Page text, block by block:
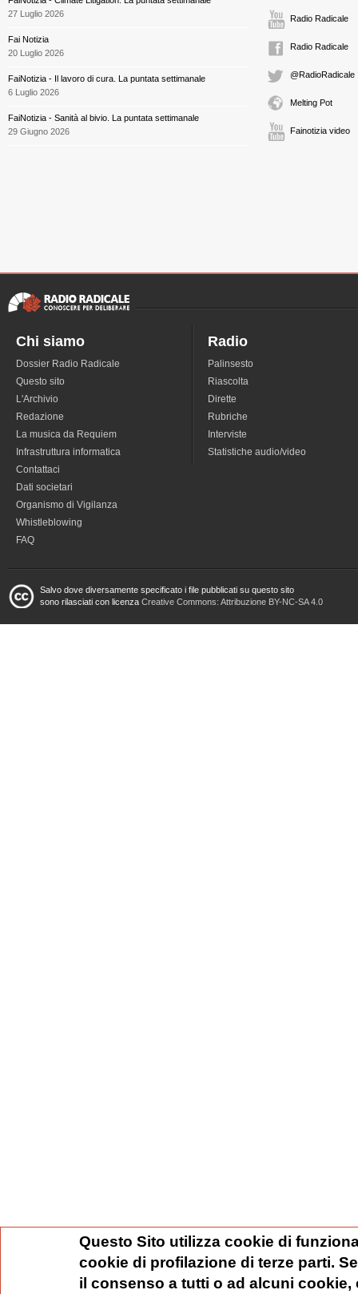
27 Luglio 2026
Fai Notizia
20 Luglio 2026
FaiNotizia - Il lavoro di cura. La puntata settimanale
6 Luglio 2026
FaiNotizia - Sanità al bivio. La puntata settimanale
29 Giugno 2026
Radio Radicale
Radio Radicale
@RadioRadicale
Melting Pot
Fainotizia video
Chi siamo
Dossier Radio Radicale
Questo sito
L'Archivio
Redazione
La musica da Requiem
Infrastruttura informatica
Contattaci
Dati societari
Organismo di Vigilanza
Whistleblowing
FAQ
Radio
Palinsesto
Riascolta
Dirette
Rubriche
Interviste
Statistiche audio/video
Salvo dove diversamente specificato i file pubblicati su questo sito
sono rilasciati con licenza Creative Commons: Attribuzione BY-NC-SA 4.0
Questo Sito utilizza cookie di
cookie di profilazione di terze parti.
il consenso a tutti o ad alcuni